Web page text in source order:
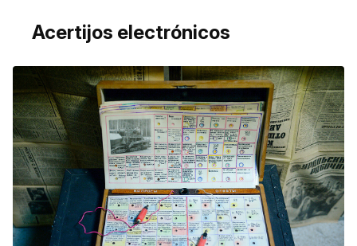
Acertijos electrónicos